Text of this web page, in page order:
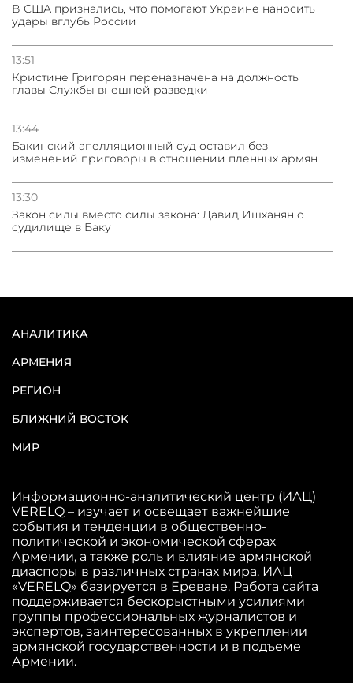
В США признались, что помогают Украине наносить
удары вглубь России
13:51
Кристине Григорян переназначена на должность
главы Службы внешней разведки
13:44
Бакинский апелляционный суд оставил без
изменений приговоры в отношении пленных армян
13:30
Закон силы вместо силы закона: Давид Ишханян о
судилище в Баку
АНАЛИТИКА
АРМЕНИЯ
РЕГИОН
БЛИЖНИЙ ВОСТОК
МИР
Информационно-аналитический центр (ИАЦ)
VERELQ – изучает и освещает важнейшие
события и тенденции в общественно-
политической и экономической сферах
Армении, а также роль и влияние армянской
диаспоры в различных странах мира. ИАЦ
«VERELQ» базируется в Ереване. Работа сайта
поддерживается бескорыстными усилиями
группы профессиональных журналистов и
экспертов, заинтересованных в укреплении
армянской государственности и в подъеме
Армении.